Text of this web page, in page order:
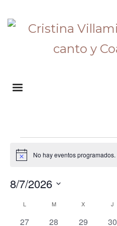
Eventos
Aviso No hay eventos programados.
8/7/2026
fecha.
Calendario
L MMARTES X MIÉRCOLES
J
0
27
0
28
0
29
0
30